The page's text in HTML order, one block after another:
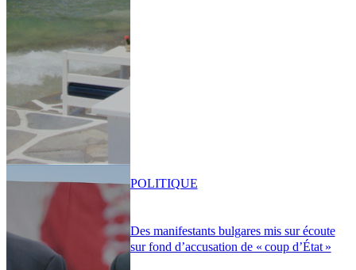
Des manifestants bulgares mis sur écoute
sur fond d’accusation de « coup d’État »
POLITIQUE